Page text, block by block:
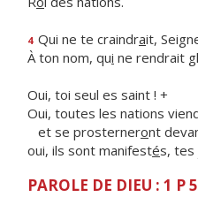
4 Qui ne te craindrait,
À ton nom, qui ne rendrait
Oui, toi seul es saint ! +
Oui, toutes les nations
et se prosterneront
oui, ils sont manifestés, tes
PAROLE DE DIEU : 1 P